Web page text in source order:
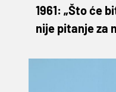
1961: „Što će
nije pitanje za